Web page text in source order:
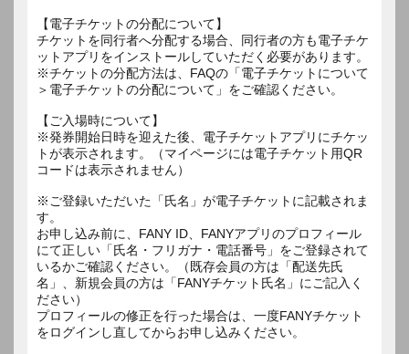
【電子チケットの分配について】
チケットを同行者へ分配する場合、同行者の方も電子チケ
ットアプリをインストールしていただく必要があります。
※チケットの分配方法は、FAQの「電子チケットについて
＞電子チケットの分配について」をご確認ください。
【ご入場時について】
※発券開始日時を迎えた後、電子チケットアプリにチケッ
トが表示されます。（マイページには電子チケット用QR
コードは表示されません）
※ご登録いただいた「氏名」が電子チケットに記載されま
す。
お申し込み前に、FANY ID、FANYアプリのプロフィール
にて正しい「氏名・フリガナ・電話番号」をご登録されて
いるかご確認ください。（既存会員の方は「配送先氏
名」、新規会員の方は「FANYチケット氏名」にご記入く
ださい）
プロフィールの修正を行った場合は、一度FANYチケット
をログインし直してからお申し込みください。